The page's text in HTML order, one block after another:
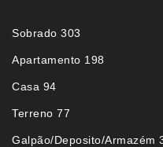
Sobrado 303
Apartamento 198
Casa 94
Terreno 77
Galpão/Deposito/Armazém